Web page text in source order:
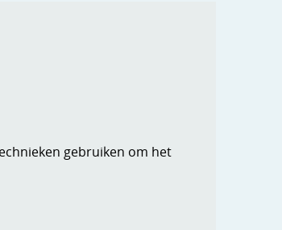
gebruiken om het